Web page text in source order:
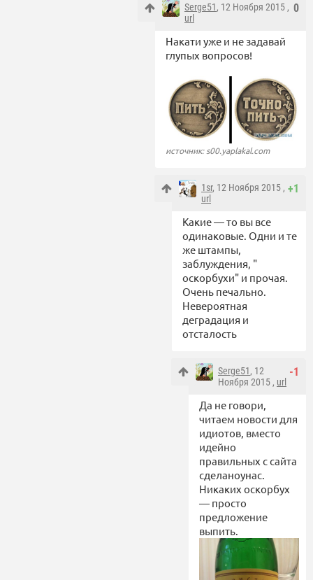
0
Serge51, 12 Ноября 2015 ,
url
Накати уже и не задавай
глупых вопросов!
источник: s00.yaplakal.com
+1
1sr, 12 Ноября 2015 ,
url
Какие — то вы все
одинаковые. Одни и те
же штампы,
заблуждения, "
оскорбухи" и прочая.
Очень печально.
Невероятная
деградация и
отсталость
-1
Serge51, 12
Ноября 2015 , url
Да не говори,
читаем новости для
идиотов, вместо
идейно
правильных с сайта
сделаноунас.
Никаких оскорбух
— просто
предложение
выпить.